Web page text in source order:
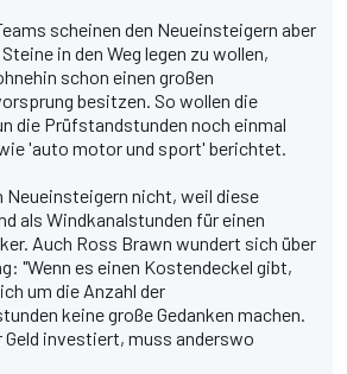
scheinen den Neueinsteigern aber
in den Weg legen zu wollen,
schon einen großen
besitzen. So wollen die
die Prüfstandstunden noch einmal
'auto motor und sport' berichtet.
Neueinsteigern nicht, weil diese
als Windkanalstunden für einen
Auch Ross Brawn wundert sich über
"Wenn es einen Kostendeckel gibt,
um die Anzahl der
keine große Gedanken machen.
Geld investiert, muss anderswo